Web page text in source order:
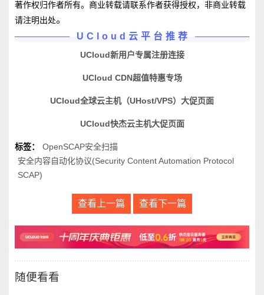
著作权归作者所有。商业转载请联系作者获得授权，非商业转载
请注明出处。
UCloud云平台推荐
UCloud新用户专属注册连接
UCloud CDN超值特惠专场
UCloud全球云主机（UHost/VPS）大促页面
UCloud快杰云主机大促页面
标签：
OpenSCAP安全扫描
安全内容自动化协议(Security Content Automation Protocol
SCAP)
查看上一篇 查看下一篇
随便看看